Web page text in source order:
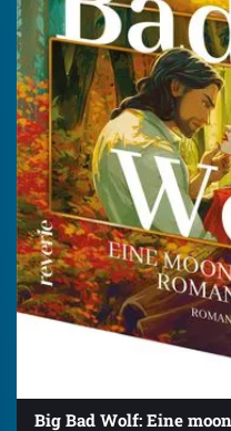
Big Bad Wolf: Eine